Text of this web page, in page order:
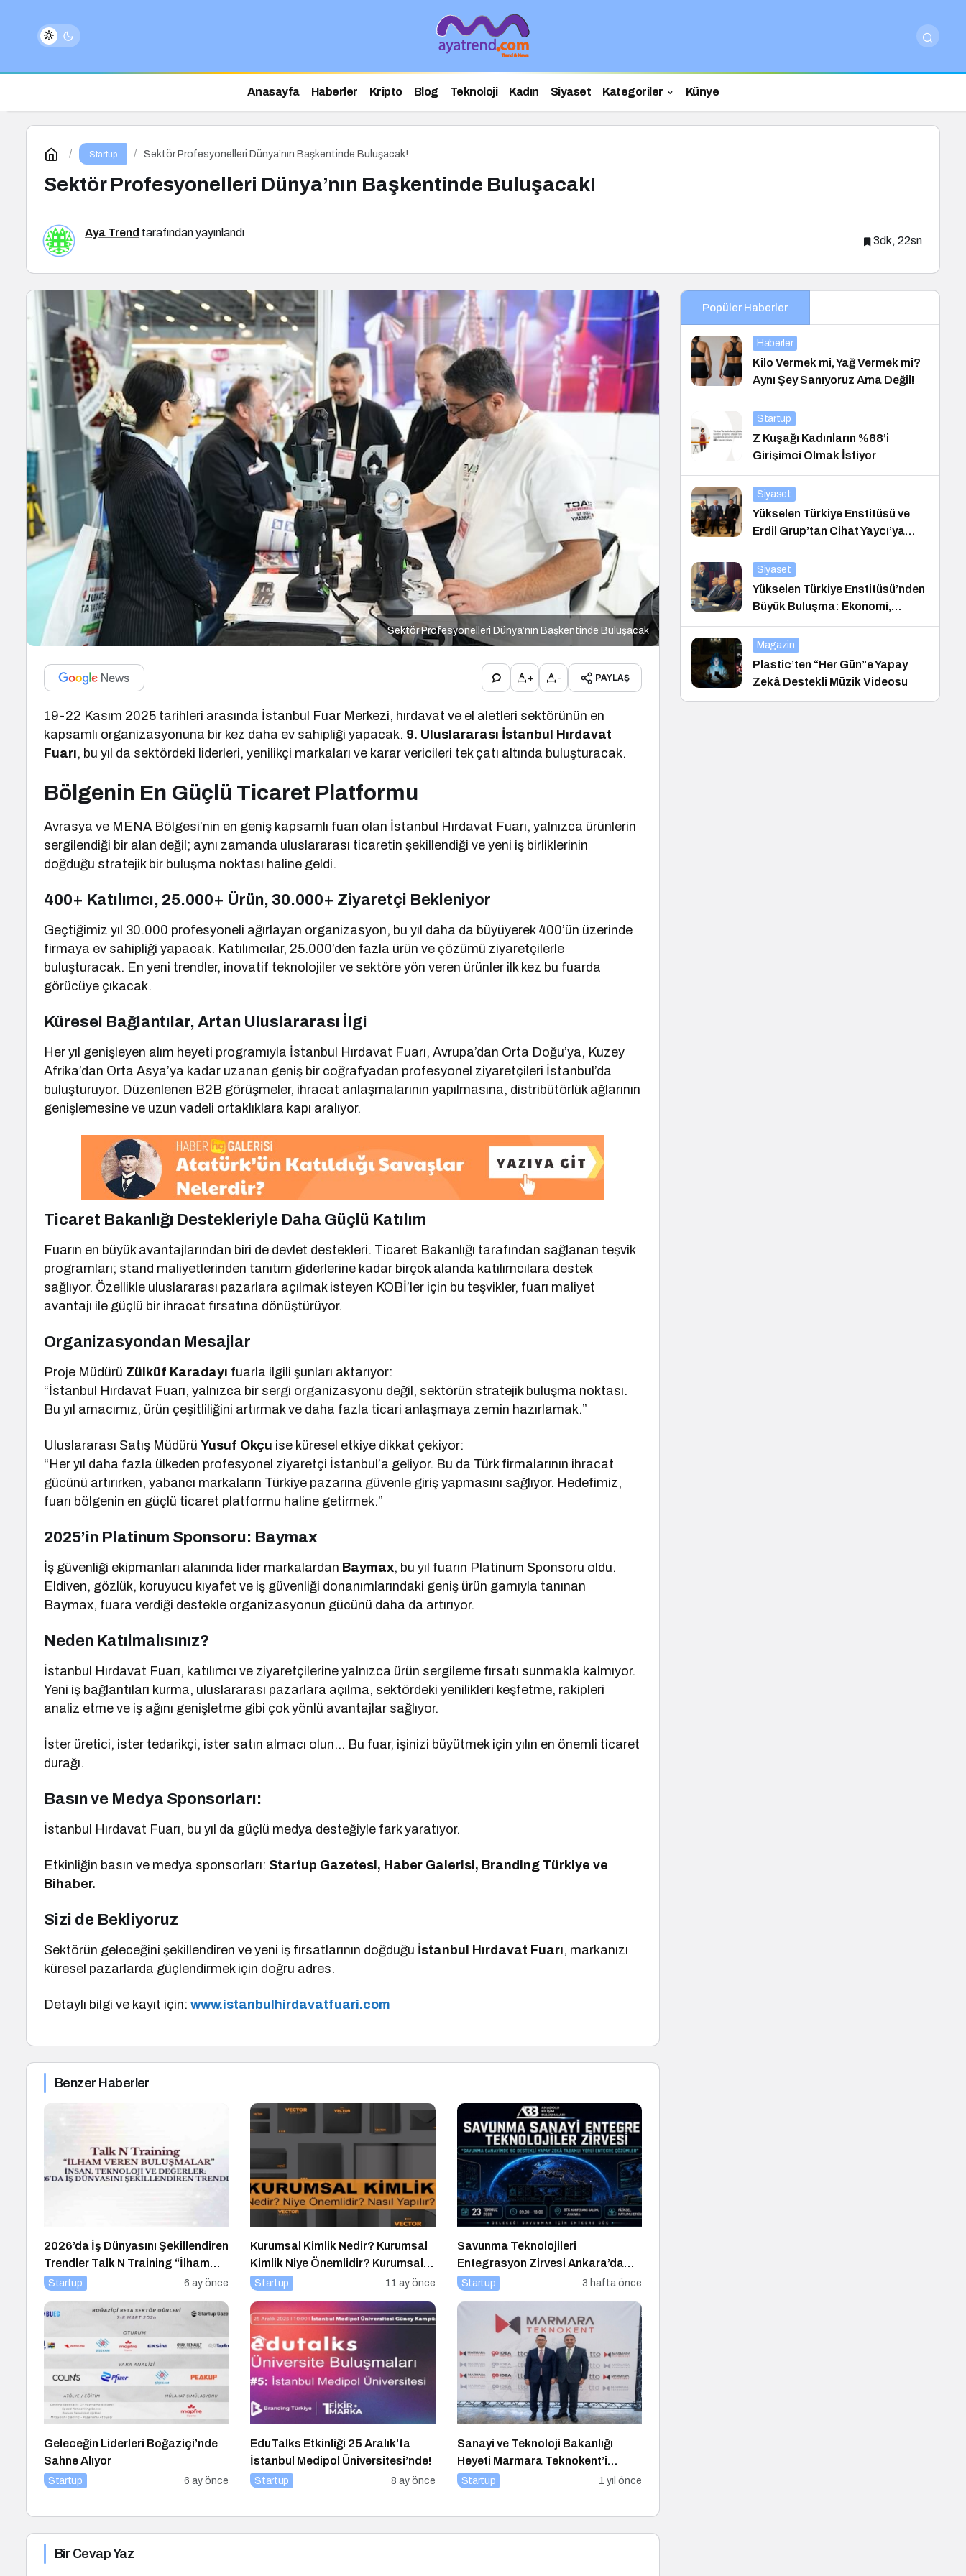
Anasayfa Haberler Kripto Blog Teknoloji Kadın Siyaset Kategoriler Künye
Startup Sektör Profesyonelleri Dünya’nın Başkentinde Buluşacak!
Sektör Profesyonelleri Dünya’nın Başkentinde Buluşacak!
Aya Trend tarafından yayınlandı
3dk, 22sn
Sektör Profesyonelleri Dünya’nın Başkentinde Buluşacak
+ - PAYLAŞ
19-22 Kasım 2025 tarihleri arasında İstanbul Fuar Merkezi, hırdavat ve el aletleri sektörünün en
kapsamlı organizasyonuna bir kez daha ev sahipliği yapacak. 9. Uluslararası İstanbul Hırdavat
Fuarı, bu yıl da sektördeki liderleri, yenilikçi markaları ve karar vericileri tek çatı altında buluşturacak.
Bölgenin En Güçlü Ticaret Platformu
Avrasya ve MENA Bölgesi’nin en geniş kapsamlı fuarı olan İstanbul Hırdavat Fuarı, yalnızca ürünlerin
sergilendiği bir alan değil; aynı zamanda uluslararası ticaretin şekillendiği ve yeni iş birliklerinin
doğduğu stratejik bir buluşma noktası haline geldi.
400+ Katılımcı, 25.000+ Ürün, 30.000+ Ziyaretçi Bekleniyor
Geçtiğimiz yıl 30.000 profesyoneli ağırlayan organizasyon, bu yıl daha da büyüyerek 400’ün üzerinde
firmaya ev sahipliği yapacak. Katılımcılar, 25.000’den fazla ürün ve çözümü ziyaretçilerle
buluşturacak. En yeni trendler, inovatif teknolojiler ve sektöre yön veren ürünler ilk kez bu fuarda
görücüye çıkacak.
Küresel Bağlantılar, Artan Uluslararası İlgi
Her yıl genişleyen alım heyeti programıyla İstanbul Hırdavat Fuarı, Avrupa’dan Orta Doğu’ya, Kuzey
Afrika’dan Orta Asya’ya kadar uzanan geniş bir coğrafyadan profesyonel ziyaretçileri İstanbul’da
buluşturuyor. Düzenlenen B2B görüşmeler, ihracat anlaşmalarının yapılmasına, distribütörlük ağlarının
genişlemesine ve uzun vadeli ortaklıklara kapı aralıyor.
Ticaret Bakanlığı Destekleriyle Daha Güçlü Katılım
Fuarın en büyük avantajlarından biri de devlet destekleri. Ticaret Bakanlığı tarafından sağlanan teşvik
programları; stand maliyetlerinden tanıtım giderlerine kadar birçok alanda katılımcılara destek
sağlıyor. Özellikle uluslararası pazarlara açılmak isteyen KOBİ’ler için bu teşvikler, fuarı maliyet
avantajı ile güçlü bir ihracat fırsatına dönüştürüyor.
Organizasyondan Mesajlar
Proje Müdürü Zülküf Karadayı fuarla ilgili şunları aktarıyor:
“İstanbul Hırdavat Fuarı, yalnızca bir sergi organizasyonu değil, sektörün stratejik buluşma noktası.
Bu yıl amacımız, ürün çeşitliliğini artırmak ve daha fazla ticari anlaşmaya zemin hazırlamak.”
Uluslararası Satış MüdürüYusuf Okçu ise küresel etkiye dikkat çekiyor:
“Her yıl daha fazla ülkeden profesyonel ziyaretçi İstanbul’a geliyor. Bu da Türk firmalarının ihracat
gücünü artırırken, yabancı markaların Türkiye pazarına güvenle giriş yapmasını sağlıyor. Hedefimiz,
fuarı bölgenin en güçlü ticaret platformu haline getirmek.”
2025’in Platinum Sponsoru: Baymax
İş güvenliği ekipmanları alanında lider markalardan Baymax, bu yıl fuarın Platinum Sponsoru oldu.
Eldiven, gözlük, koruyucu kıyafet ve iş güvenliği donanımlarındaki geniş ürün gamıyla tanınan
Baymax, fuara verdiği destekle organizasyonun gücünü daha da artırıyor.
Neden Katılmalısınız?
İstanbul Hırdavat Fuarı, katılımcı ve ziyaretçilerine yalnızca ürün sergileme fırsatı sunmakla kalmıyor.
Yeni iş bağlantıları kurma, uluslararası pazarlara açılma, sektördeki yenilikleri keşfetme, rakipleri
analiz etme ve iş ağını genişletme gibi çok yönlü avantajlar sağlıyor.
İster üretici, ister tedarikçi, ister satın almacı olun… Bu fuar, işinizi büyütmek için yılın en önemli ticaret
durağı.
Basın ve Medya Sponsorları:
İstanbul Hırdavat Fuarı, bu yıl da güçlü medya desteğiyle fark yaratıyor.
Etkinliğin basın ve medya sponsorları: Startup Gazetesi, Haber Galerisi, Branding Türkiye ve
Bihaber.
Sizi de Bekliyoruz
Sektörün geleceğini şekillendiren ve yeni iş fırsatlarının doğduğu İstanbul Hırdavat Fuarı, markanızı
küresel pazarlarda güçlendirmek için doğru adres.
Detaylı bilgi ve kayıt için:www.istanbulhirdavatfuari.com
Benzer Haberler
2026’da İş Dünyasını Şekillendiren
Trendler Talk N Training “İlham
Veren Buluşmalar” Serisinde!
Startup 6 ay önce
Kurumsal Kimlik Nedir? Kurumsal
Kimlik Niye Önemlidir? Kurumsal
Kimlik Nasıl Yapılır?
Startup 11 ay önce
Savunma Teknolojileri
Entegrasyon Zirvesi Ankara’da
Gerçekleşecek!
Startup 3 hafta önce
Geleceğin Liderleri Boğaziçi’nde
Sahne Alıyor
Startup 6 ay önce
EduTalks Etkinliği 25 Aralık’ta
İstanbul Medipol Üniversitesi’nde!
Startup 8 ay önce
Sanayi ve Teknoloji Bakanlığı
Heyeti Marmara Teknokent’i
Ziyaret Etti!
Startup 1 yıl önce
Bir Cevap Yaz
Popüler Haberler
Haberler
Kilo Vermek mi, Yağ Vermek mi?
Aynı Şey Sanıyoruz Ama Değil!
Startup
Z Kuşağı Kadınların %88’i
Girişimci Olmak İstiyor
Siyaset
Yükselen Türkiye Enstitüsü ve
Erdil Grup’tan Cihat Yaycı’ya
Anlamlı Ziyaret
Siyaset
Yükselen Türkiye Enstitüsü’nden
Büyük Buluşma: Ekonomi,
Güvenlik Politikaları ve Hukuk
Konferansı
Magazin
Plastic’ten “Her Gün”e Yapay
Zekâ Destekli Müzik Videosu